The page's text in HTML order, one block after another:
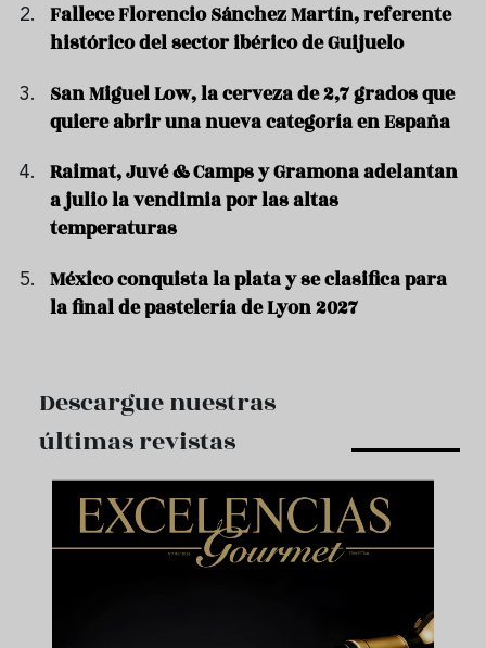
Fallece Florencio Sánchez Martín, referente
histórico del sector ibérico de Guijuelo
San Miguel Low, la cerveza de 2,7 grados que
quiere abrir una nueva categoría en España
Raimat, Juvé & Camps y Gramona adelantan
a julio la vendimia por las altas
temperaturas
México conquista la plata y se clasifica para
la final de pastelería de Lyon 2027
Descargue nuestras
últimas revistas